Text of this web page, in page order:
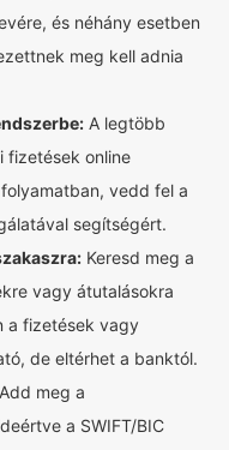
és néhány esetben
meg kell adnia
A legtöbb
fizetések online
vedd fel a
segítségért.
Keresd meg a
vagy átutalásokra
a fizetések vagy
de eltérhet a banktól.
Add meg a
a SWIFT/BIC